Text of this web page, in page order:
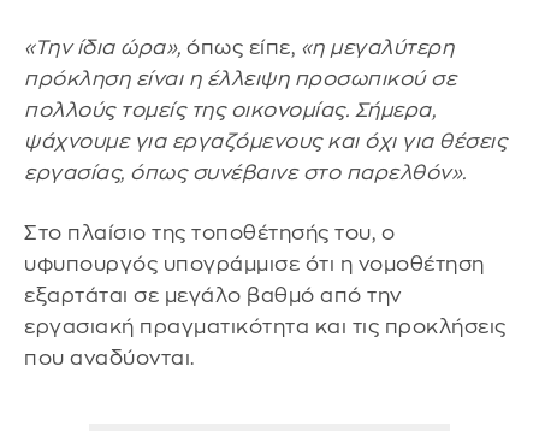
«Την ίδια ώρα», όπως είπε, «η μεγαλύτερη
πρόκληση είναι η έλλειψη προσωπικού σε
πολλούς τομείς της οικονομίας. Σήμερα,
ψάχνουμε για εργαζόμενους και όχι για θέσεις
εργασίας, όπως συνέβαινε στο παρελθόν».
Στο πλαίσιο της τοποθέτησής του, ο
υφυπουργός υπογράμμισε ότι η νομοθέτηση
εξαρτάται σε μεγάλο βαθμό από την
εργασιακή πραγματικότητα και τις προκλήσεις
που αναδύονται.